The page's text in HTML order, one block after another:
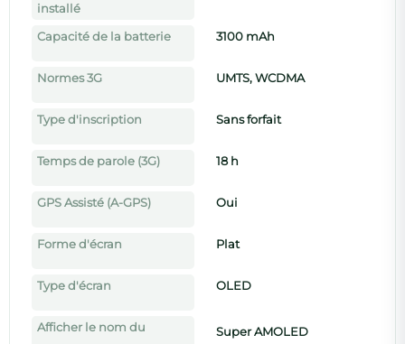
installé
Capacité de la batterie 3100 mAh
Normes 3G UMTS, WCDMA
Type d'inscription Sans forfait
Temps de parole (3G) 18 h
GPS Assisté (A-GPS) Oui
Forme d'écran Plat
Type d'écran OLED
Afficher le nom du
Super AMOLED